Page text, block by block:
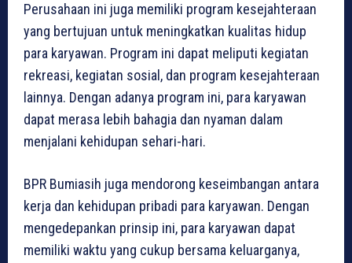
Perusahaan ini juga memiliki program kesejahteraan
yang bertujuan untuk meningkatkan kualitas hidup
para karyawan. Program ini dapat meliputi kegiatan
rekreasi, kegiatan sosial, dan program kesejahteraan
lainnya. Dengan adanya program ini, para karyawan
dapat merasa lebih bahagia dan nyaman dalam
menjalani kehidupan sehari-hari.
BPR Bumiasih juga mendorong keseimbangan antara
kerja dan kehidupan pribadi para karyawan. Dengan
mengedepankan prinsip ini, para karyawan dapat
memiliki waktu yang cukup bersama keluarganya,